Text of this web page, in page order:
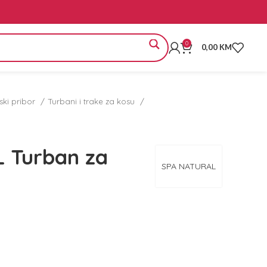
0 0,00 KM
pribor
Turbani i trake za kosu
SPA NATURAL
Turban za